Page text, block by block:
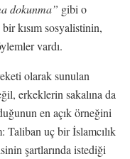
dokunma” gibi o
kısım sosyalistinin,
vardı.
olarak sunulan
erkeklerin sakalına da
en açık örneğini
Taliban uç bir İslamcılık
şartlarında istediği